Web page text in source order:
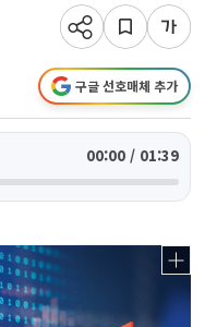
구글 선호매체 추가
00:00 / 01:39